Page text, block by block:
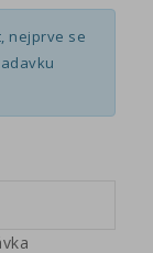
nejprve se